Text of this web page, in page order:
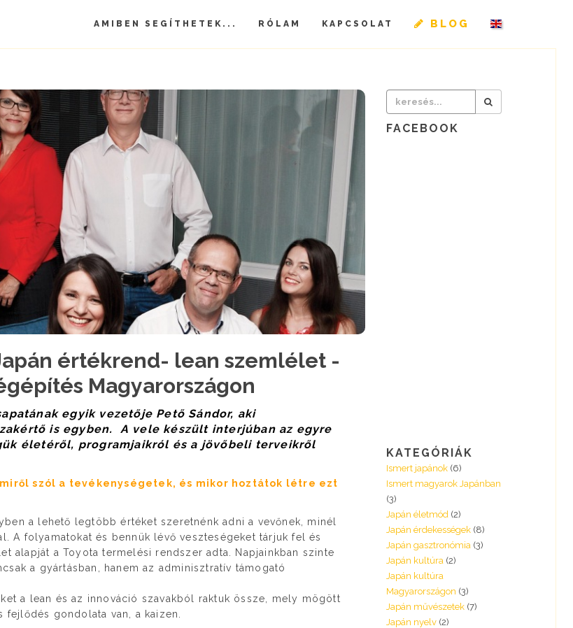
AMIBEN SEGÍTHETEK... RÓLAM KAPCSOLAT BLOG
értékrend- lean szemlélet -
Magyarországon
egyik vezetője Pető Sándor, aki
is egyben. A vele készült interjúban az egyre
életéről, programjaikról és a jövőbeli terveikről
szól a tevékenységetek, és mikor hoztátok létre ezt
a lehető legtöbb értéket szeretnénk adni a vevőnek, minél
A folyamatokat és bennük lévő veszteségeket tárjuk fel és
alapját a Toyota termelési rendszer adta. Napjainkban szinte
a gyártásban, hanem az adminisztratív támogató
a lean és az innováció szavakból raktuk össze, mely mögött
gondolata van, a kaizen.
FACEBOOK
KATEGÓRIÁK
Ismert japánok (6)
Ismert magyarok Japánban
(3)
Japán életmód (2)
Japán érdekességek (8)
Japán gasztronómia (3)
Japán kultúra (2)
Japán kultúra
Magyarországon (3)
Japán művészetek (7)
Japán nyelv (2)